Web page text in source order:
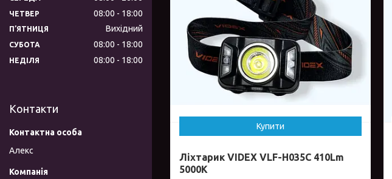
Купити
Ліхтарик VIDEX VLF-H035C 410Lm
5000K
ЧЕТВЕР 08:00 18:00
ПʼЯТНИЦЯ Вихідний
СУБОТА 08:00 18:00
НЕДІЛЯ 08:00 18:00
Контакти
Алекс